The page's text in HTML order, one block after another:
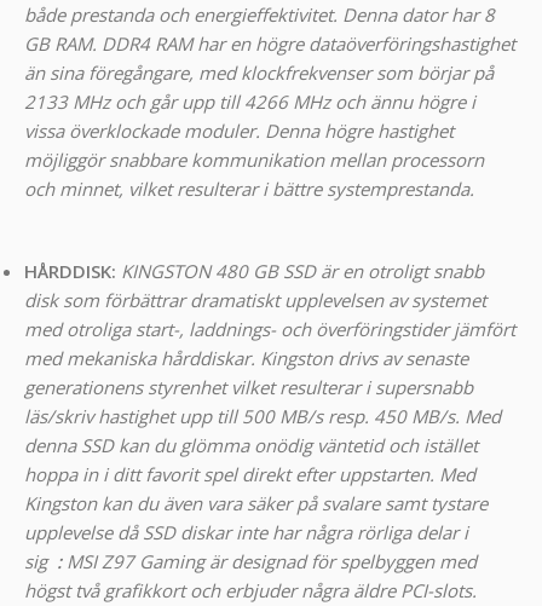
både prestanda och energieffektivitet. Denna dator har 8
GB RAM. DDR4 RAM har en högre dataöverföringshastighet
än sina föregångare, med klockfrekvenser som börjar på
2133 MHz och går upp till 4266 MHz och ännu högre i
vissa överklockade moduler. Denna högre hastighet
möjliggör snabbare kommunikation mellan processorn
och minnet, vilket resulterar i bättre systemprestanda.
HÅRDDISK: KINGSTON 480 GB SSD är en otroligt snabb
disk som förbättrar dramatiskt upplevelsen av systemet
med otroliga start-, laddnings- och överföringstider jämfört
med mekaniska hårddiskar. Kingston drivs av senaste
generationens styrenhet vilket resulterar i supersnabb
läs/skriv hastighet upp till 500 MB/s resp. 450 MB/s. Med
denna SSD kan du glömma onödig väntetid och istället
hoppa in i ditt favorit spel direkt efter uppstarten. Med
Kingston kan du även vara säker på svalare samt tystare
upplevelse då SSD diskar inte har några rörliga delar i
sig :MSI Z97 Gaming är designad för spelbyggen med
högst två grafikkort och erbjuder några äldre PCI-slots.